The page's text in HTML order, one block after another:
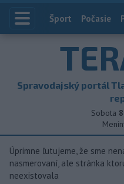
Index
Šport Počasie
Spravodajský portál
Sobota
Úprimne ľutujeme, že sme
nasmerovaní, ale stránka
neexistovala